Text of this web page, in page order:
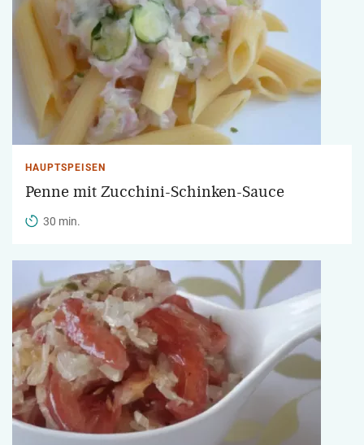
HAUPTSPEISEN
Penne mit Zucchini-Schinken-Sauce
30 min.